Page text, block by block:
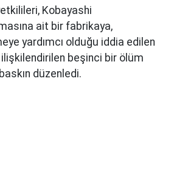
Kobayashi
ait bir fabrikaya,
yardımcı olduğu iddia edilen
beşinci bir ölüm
düzenledi.